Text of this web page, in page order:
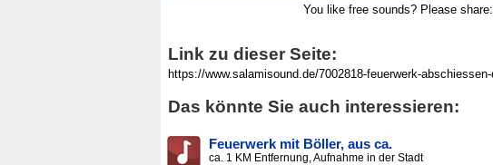
You like free sounds? Please share:
Link zu dieser Seite:
Das könnte Sie auch interessieren:
Feuerwerk mit Böller, aus ca.
ca. 1 KM Entfernung, Aufnahme in der Stadt